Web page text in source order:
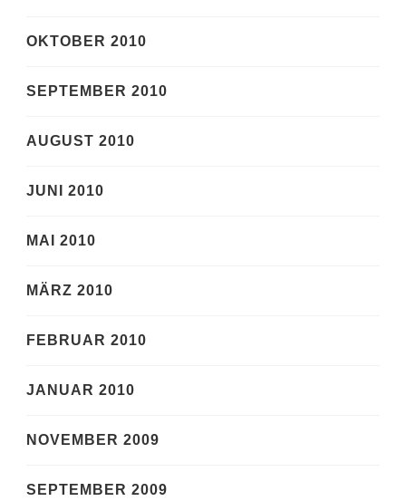
OKTOBER 2010
SEPTEMBER 2010
AUGUST 2010
JUNI 2010
MAI 2010
MÄRZ 2010
FEBRUAR 2010
JANUAR 2010
NOVEMBER 2009
SEPTEMBER 2009